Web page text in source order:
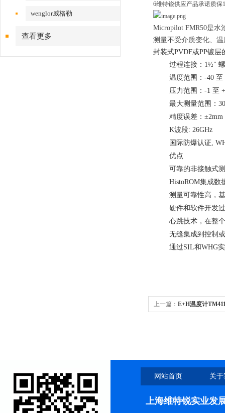
wenglor威格勒
查看更多
6维特锐供应产品承诺质
Micropilot FMR50是水
测量不受介质变化、
封装式PVDF或PP镀层
过程连接：1½"
温度范围：-40 至
压力范围：-1 至
最大测量范围：
精度误差：±2mm
K波段: 26GHz
国际防爆认证,
优点
可靠的非接触式
HistoROM集成数
测量可靠性高，
硬件和软件开发
心跳技术，在整
无缝集成到控制
通过SIL和WHG
上一篇： E+H温度计
网站首页 关
上海维特锐实业发